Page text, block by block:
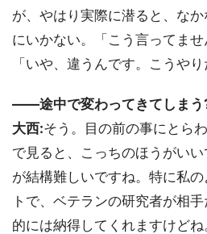
が、やはり実際に潜ると、な
にいかない。「こう言ってま
「いや、違うんです。こうやり
――途中で変わってきてしまう
大西:そう。目の前の事にとら
で見ると、こっちのほうがい
が結構難しいですね。特に私
トで、ベテランの研究者が相
的には納得してくれますけどね